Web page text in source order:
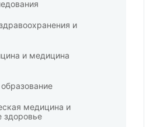
и
и медицина
медицина и
здоровье